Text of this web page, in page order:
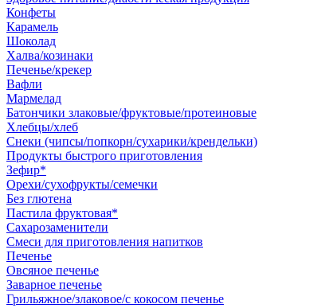
Конфеты
Карамель
Шоколад
Халва/козинаки
Печенье/крекер
Вафли
Мармелад
Батончики злаковые/фруктовые/протеиновые
Хлебцы/хлеб
Снеки (чипсы/попкорн/сухарики/крендельки)
Продукты быстрого приготовления
Зефир*
Орехи/сухофрукты/семечки
Без глютена
Пастила фруктовая*
Сахарозаменители
Смеси для приготовления напитков
Печенье
Овсяное печенье
Заварное печенье
Грильяжное/злаковое/с кокосом печенье